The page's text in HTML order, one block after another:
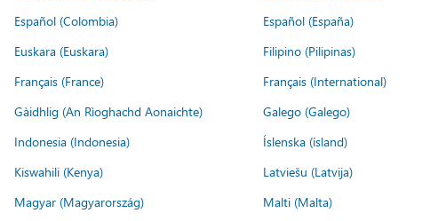
Español (Colombia) Español (España)
Euskara (Euskara) Filipino (Pilipinas)
Français (France) Français (International)
Gàidhlig (An Rìoghachd Aonaichte) Galego (Galego)
Indonesia (Indonesia) Íslenska (ísland)
Kiswahili (Kenya) Latviešu (Latvija)
Magyar (Magyarország) Malti (Malta)